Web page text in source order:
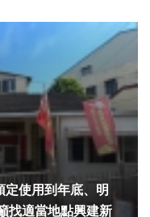
定使用到年底、明